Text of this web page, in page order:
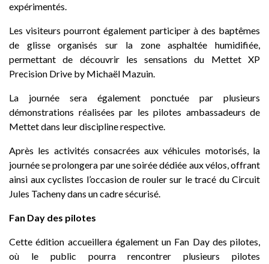
expérimentés.
Les visiteurs pourront également participer à des baptêmes
de glisse organisés sur la zone asphaltée humidifiée,
permettant de découvrir les sensations du Mettet XP
Precision Drive by Michaël Mazuin.
La journée sera également ponctuée par plusieurs
démonstrations réalisées par les pilotes ambassadeurs de
Mettet dans leur discipline respective.
Après les activités consacrées aux véhicules motorisés, la
journée se prolongera par une soirée dédiée aux vélos, offrant
ainsi aux cyclistes l’occasion de rouler sur le tracé du Circuit
Jules Tacheny dans un cadre sécurisé.
Fan Day des pilotes
Cette édition accueillera également un Fan Day des pilotes,
où le public pourra rencontrer plusieurs pilotes